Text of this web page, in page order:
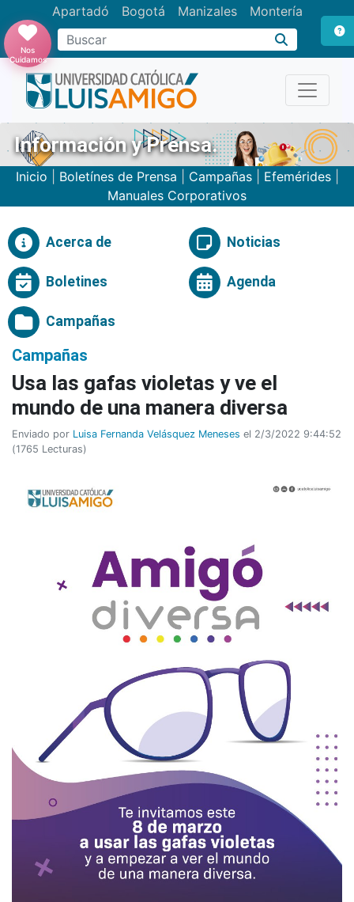
Apartadó Bogotá Manizales Montería
Buscar
Nos
Cuidamos
Información y Prensa.
Inicio Boletínes de Prensa Campañas| Efemérides|
Manuales Corporativos
Acerca de Noticias
Boletines Agenda
Campañas
Campañas
Usa las gafas violetas y ve el
mundo de una manera diversa
Enviado por Luisa Fernanda Velásquez Meneses el 2/3/2022 9:44:52
(1765 Lecturas)